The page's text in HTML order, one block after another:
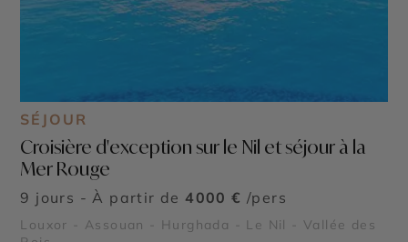
SÉJOUR
Croisière d'exception sur le Nil et séjour à la
Mer Rouge
9 jours - À partir de 4000 € /pers
Louxor - Assouan - Hurghada - Le Nil - Vallée des